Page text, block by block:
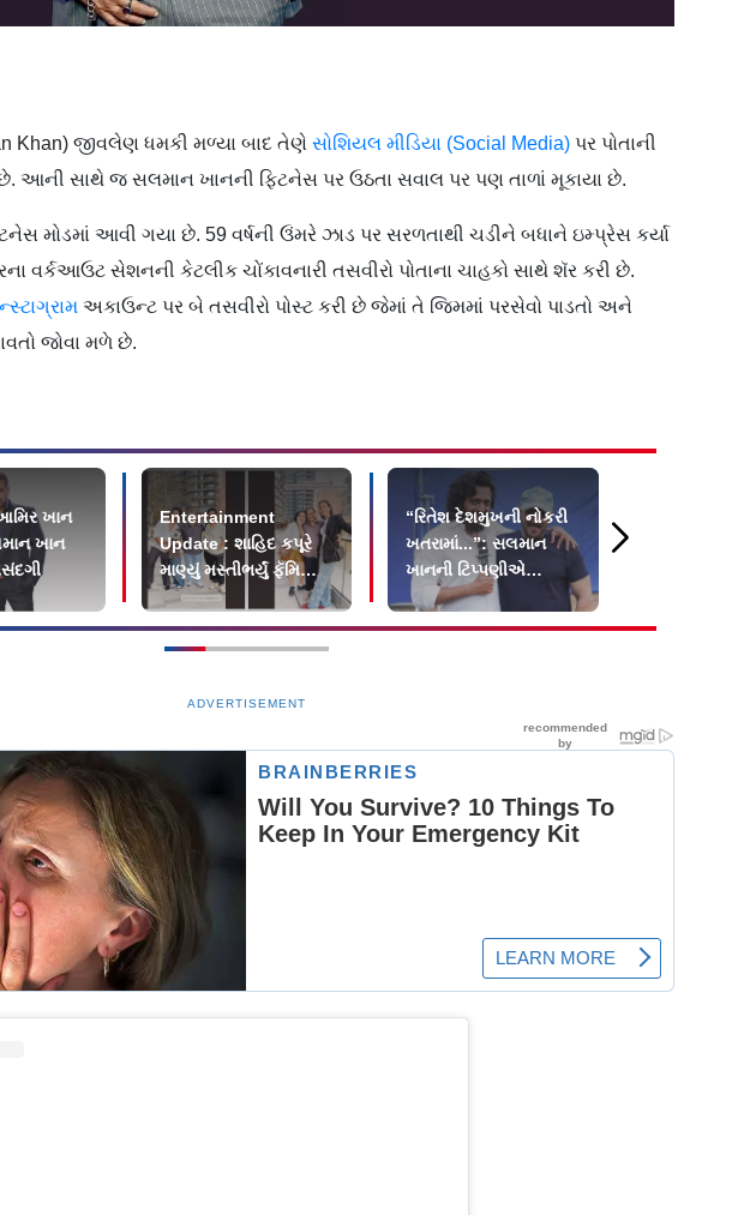
Khan) જીવલેણ ધમકી મળ્યા બાદ તેણે સોશિયલ મીડિયા (Social Media) પર પોતાની
આની સાથે જ સલમાન ખાનની ફિટનેસ પર ઉઠતા સવાલ પર પણ તાળાં મૂકાયા છે.
મોડમાં આવી ગયા છે. 59 વર્ષની ઉંમરે ઝાડ પર સરળતાથી ચડીને બધાને ઇમ્પ્રેસ કર્યા
વર્કઆઉટ સેશનની કેટલીક ચોંકાવનારી તસવીરો પોતાના ચાહકો સાથે શૅર કરી છે.
અકાઉન્ટ પર બે તસવીરો પોસ્ટ કરી છે જેમાં તે જિમમાં પરસેવો પાડતો અને
જોવા મળે છે.
ખાન
ખાન
Entertainment
Update : શાહિદ કપૂરે
માણ્યું મસ્તીભર્યું ફૅમિલી-
વેકેશન
“રિતેશ દેશમુખની નોકરી
ખતરામાં...”: સલમાન
ખાનની ટિપ્પણીએ
ચાહકોને ચોંકાવી દીધા
ADVERTISEMENT